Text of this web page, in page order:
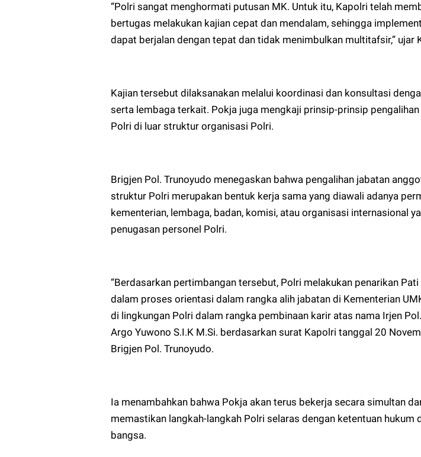
“Polri sangat menghormati putusan MK. Untuk itu, Kapolri telah
bertugas melakukan kajian cepat dan mendalam, sehingga
dapat berjalan dengan tepat dan tidak menimbulkan multitafsir,” ujar
Kajian tersebut dilaksanakan melalui koordinasi dan konsultasi
serta lembaga terkait. Pokja juga mengkaji prinsip-prinsip
Polri di luar struktur organisasi Polri.
Brigjen Pol. Trunoyudo menegaskan bahwa pengalihan jabatan
struktur Polri merupakan bentuk kerja sama yang diawali adanya
kementerian, lembaga, badan, komisi, atau organisasi internasional
penugasan personel Polri.
“Berdasarkan pertimbangan tersebut, Polri melakukan penarikan
dalam proses orientasi dalam rangka alih jabatan di Kementerian
di lingkungan Polri dalam rangka pembinaan karir atas nama Irjen
Argo Yuwono S.I.K M.Si. berdasarkan surat Kapolri tanggal 20
Brigjen Pol. Trunoyudo.
Ia menambahkan bahwa Pokja akan terus bekerja secara simultan
memastikan langkah-langkah Polri selaras dengan ketentuan hukum
bangsa.